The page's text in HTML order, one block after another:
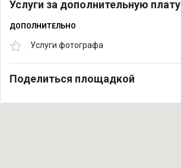
Услуги за дополнительную плату
ДОПОЛНИТЕЛЬНО
Услуги фотографа
Поделиться площадкой